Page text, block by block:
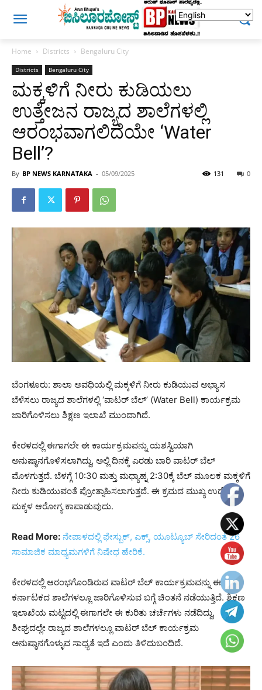
Home Districts Bengaluru City
Districts Bengaluru City
ಮಕ್ಕಳಿಗೆ ನೀರು ಕುಡಿಯಲು
ಉತ್ತೇಜನ ರಾಜ್ಯದ ಶಾಲೆಗಳಲ್ಲಿ
ಆರಂಭವಾಗಲಿದೆಯೇ ‘Water
Bell’?
By BP NEWS KARNATAKA - 05/09/2025 0
131
ಬೆಂಗಳೂರು: ಶಾಲಾ ಅವಧಿಯಲ್ಲಿ ಮಕ್ಕಳಿಗೆ ನೀರು ಕುಡಿಯುವ ಅಭ್ಯಾಸ
ಬೆಳೆಸಲು ರಾಜ್ಯದ ಶಾಲೆಗಳಲ್ಲಿ ‘ವಾಟರ್ ಬೆಲ್’ (Water Bell) ಕಾರ್ಯಕ್ರಮ
ಜಾರಿಗೊಳಿಸಲು ಶಿಕ್ಷಣ ಇಲಾಖೆ ಮುಂದಾಗಿದೆ.
ಕೇರಳದಲ್ಲಿ ಈಗಾಗಲೇ ಈ ಕಾರ್ಯಕ್ರಮವನ್ನು ಯಶಸ್ವಿಯಾಗಿ
ಅನುಷ್ಠಾನಗೊಳಿಸಲಾಗಿದ್ದು, ಅಲ್ಲಿ ದಿನಕ್ಕೆ ಎರಡು ಬಾರಿ ವಾಟರ್ ಬೆಲ್
ಮೊಳಗುತ್ತದೆ. ಬೆಳಗ್ಗೆ 10:30 ಮತ್ತು ಮಧ್ಯಾಹ್ನ 2:30ಕ್ಕೆ ಬೆಲ್‌ ಮೂಲಕ ಮಕ್ಕಳಿಗೆ
ನೀರು ಕುಡಿಯುವಂತೆ ಪ್ರೋತ್ಸಾಹಿಸಲಾಗುತ್ತದೆ. ಈ ಕ್ರಮದ ಮುಖ್ಯ ಉದ್ದೇಶ
ಮಕ್ಕಳ ಆರೋಗ್ಯ ಕಾಪಾಡುವುದು.
Read More: ನೇಪಾಳದಲ್ಲಿ ಫೇಸ್ಬುಕ್, ಎಕ್ಸ್, ಯೂಟ್ಯೂಬ್ ಸೇರಿದಂತೆ 26
ಸಾಮಾಜಿಕ ಮಾಧ್ಯಮಗಳಿಗೆ ನಿಷೇಧ ಹೇರಿಕೆ.
ಕೇರಳದಲ್ಲಿ ಆರಂಭಗೊಂಡಿರುವ ವಾಟರ್ ಬೆಲ್ ಕಾರ್ಯಕ್ರಮವನ್ನು ಈಗ
ಕರ್ನಾಟಕದ ಶಾಲೆಗಳಲ್ಲೂ ಜಾರಿಗೊಳಿಸುವ ಬಗ್ಗೆ ಚಿಂತನೆ ನಡೆಯುತ್ತಿದೆ. ಶಿಕ್ಷಣ
ಇಲಾಖೆಯ ಮಟ್ಟದಲ್ಲಿ ಈಗಾಗಲೇ ಈ ಕುರಿತು ಚರ್ಚೆಗಳು ನಡೆದಿದ್ದು,
ಶೀಘ್ರದಲ್ಲೇ ರಾಜ್ಯದ ಶಾಲೆಗಳಲ್ಲೂ ವಾಟರ್ ಬೆಲ್ ಕಾರ್ಯಕ್ರಮ
ಅನುಷ್ಠಾನಗೊಳ್ಳುವ ಸಾಧ್ಯತೆ ಇದೆ ಎಂದು ತಿಳಿದುಬಂದಿದೆ.